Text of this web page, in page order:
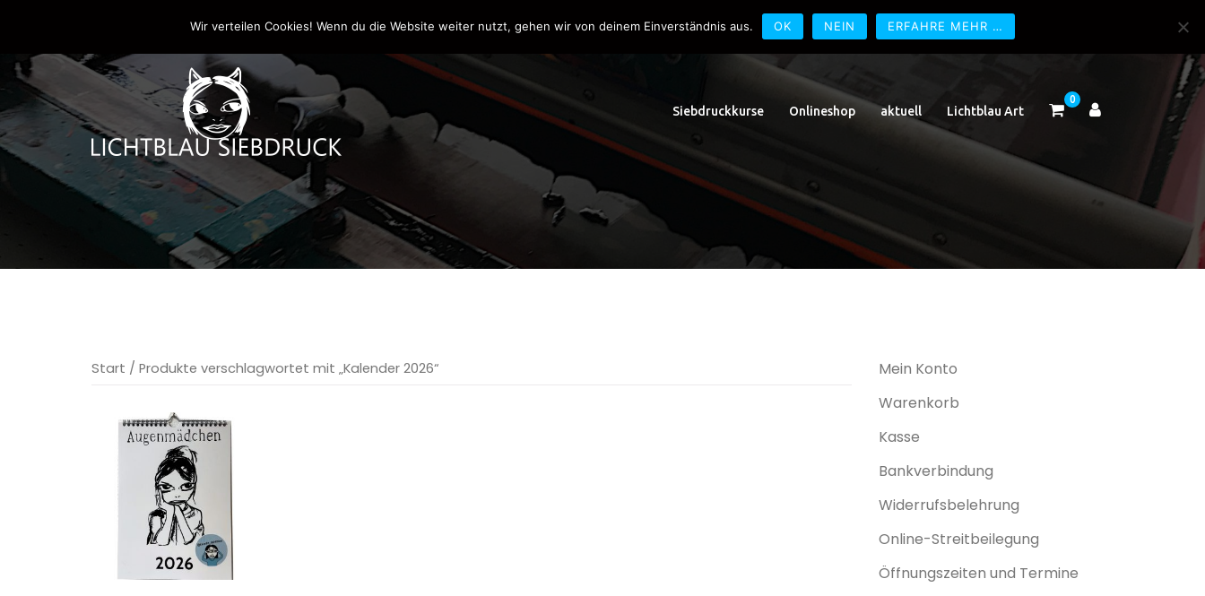
Inhalt
0170-4800361 drucken@lichtblau-siebdruck.de Schwedlerstraße 1 - 5 60314 Frankfurt
Siebdruckkurse Onlineshop aktuell Lichtblau Art
0
Start / Produkte verschlagwortet mit „Kalender 2026“
Mein Konto
Warenkorb
Kasse
Bankverbindung
Widerrufsbelehrung
Online-Streitbeilegung
Öffnungszeiten und Termine
Wir verteilen Cookies! Wenn du die Website weiter nutzt, gehen wir von deinem Einverständnis aus. OK NEIN ERFAHRE MEHR …